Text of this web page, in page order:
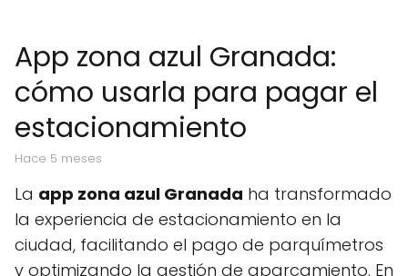
App zona azul Granada:
cómo usarla para pagar el
estacionamiento
hace 5 meses
La app zona azul Granada ha transformado
la experiencia de estacionamiento en la
ciudad, facilitando el pago de parquímetros
y optimizando la gestión de aparcamiento. En